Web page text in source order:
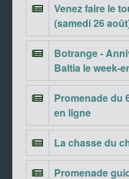
Venez faire le
(samedi 26
Botrange -
Baltia le week-
Promenade du
en ligne
La chasse du
Promenade